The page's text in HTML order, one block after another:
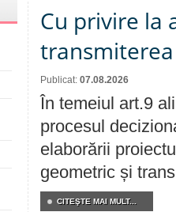
Cu privire la
Publicat: 07.08.2026
În temeiul art.9
procesul
elaborării
geometric și
CITEŞTE MAI MULT...